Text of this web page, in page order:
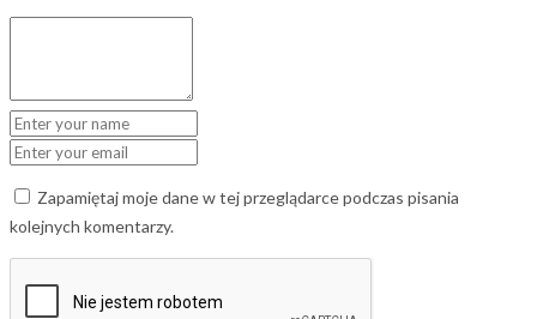
Zapamiętaj moje dane w tej przeglądarce podczas pisania
kolejnych komentarzy.